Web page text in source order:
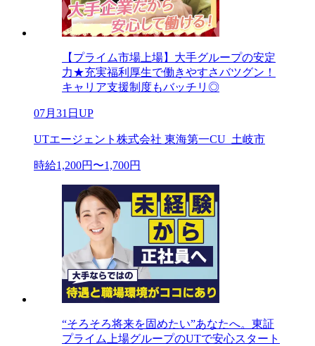
【プライム市場上場】大手グループの安定
力★充実福利厚生で働きやすさバツグン！
キャリア支援制度もバッチリ◎
07月31日UP
UTエージェント株式会社 東海第一CU_土岐市
時給1,200円〜1,700円
“そろそろ将来を固めたい”あなたへ。東証
プライム上場グループのUTで安心スタート